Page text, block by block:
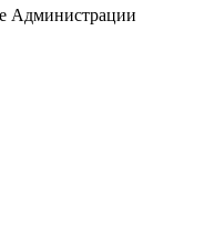
Администрации